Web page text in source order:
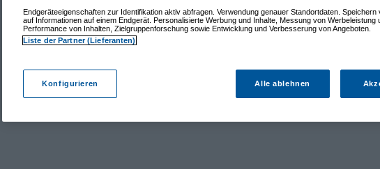
Endgeräteeigenschaften zur Identifikation aktiv abfragen. Verwendung genauer Standortdaten. Speichern
auf Informationen auf einem Endgerät. Personalisierte Werbung und Inhalte, Messung von Werbeleistung
Performance von Inhalten, Zielgruppenforschung sowie Entwicklung und Verbesserung von Angeboten.
Liste der Partner (Lieferanten)
Konfigurieren Alle ablehnen